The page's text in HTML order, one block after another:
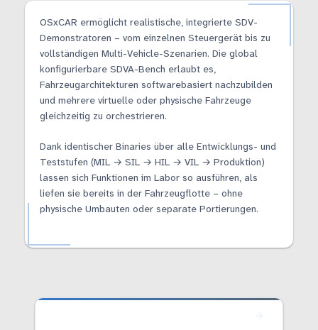
OSxCAR ermöglicht realistische, integrierte SDV-
Demonstratoren – vom einzelnen Steuergerät bis zu
vollständigen Multi-Vehicle-Szenarien. Die global
konfigurierbare SDVA-Bench erlaubt es,
Fahrzeugarchitekturen softwarebasiert nachzubilden
und mehrere virtuelle oder physische Fahrzeuge
gleichzeitig zu orchestrieren.
Dank identischer Binaries über alle Entwicklungs- und
Teststufen (MIL → SIL → HIL → VIL → Produktion)
lassen sich Funktionen im Labor so ausführen, als
liefen sie bereits in der Fahrzeugflotte – ohne
physische Umbauten oder separate Portierungen.